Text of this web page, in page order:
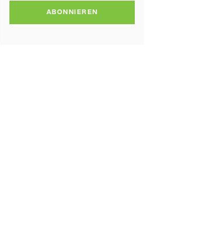
ABONNIEREN